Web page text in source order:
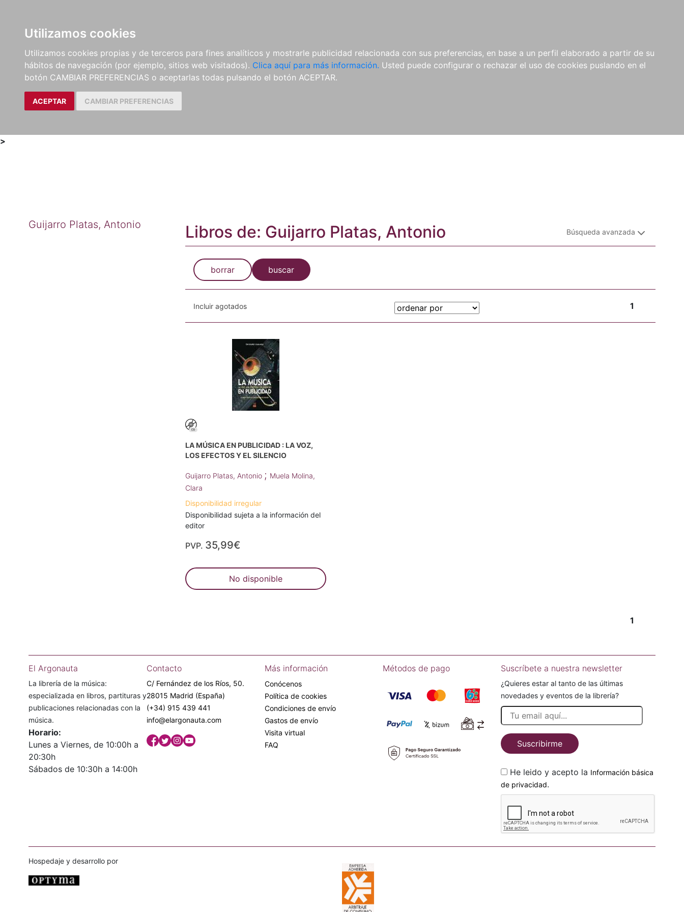
Utilizamos cookies
Utilizamos cookies propias y de terceros para fines analíticos y mostrarle publicidad relacionada con sus preferencias, en base a un perfil elaborado a partir de su
hábitos de navegación (por ejemplo, sitios web visitados). Clica aquí para más información. Usted puede configurar o rechazar el uso de cookies puslando en el
botón CAMBIAR PREFERENCIAS o aceptarlas todas pulsando el botón ACEPTAR.
ACEPTAR CAMBIAR PREFERENCIAS
LIBROS
MÉTODOS Y
EJERCICIOS
PARTITURAS Y EDICIONES
CRÍTICAS
REVISTAS
CDS Y
DVDS
MATERIAL
COMPLEMENTARIO
NOVEDADES NOTICIAS
COMPRAS
INSTITUCIONALES
>
Guijarro Platas, Antonio Libros de: Guijarro Platas, Antonio Búsqueda avanzada
borrar buscar
Incluir agotados 1
LA MÚSICA EN PUBLICIDAD : LA VOZ,
LOS EFECTOS Y EL SILENCIO
Guijarro Platas, Antonio ; Muela Molina,
Clara
Disponibilidad irregular
Disponibilidad sujeta a la información del
editor
PVP. 35,99€
No disponible
1
El Argonauta
La librería de la música:
especializada en libros, partituras y
publicaciones relacionadas con la
música.
Horario:
Lunes a Viernes, de 10:00h a
20:30h
Sábados de 10:30h a 14:00h
Contacto
C/ Fernández de los Ríos, 50.
28015 Madrid (España)
(+34) 915 439 441
info@elargonauta.com
Más información
Conócenos
Política de cookies
Condiciones de envío
Gastos de envío
Visita virtual
FAQ
Métodos de pago Suscríbete a nuestra newsletter
¿Quieres estar al tanto de las últimas
novedades y eventos de la librería?
Suscribirme
He leido y acepto la Información básica
de privacidad.
Hospedaje y desarrollo por